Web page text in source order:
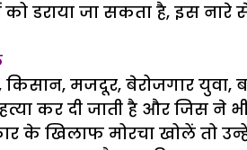
डराया जा सकता है, इस
मजदूर, बेरोजगार युवा,
हत्या कर दी जाती है और
के खिलाफ मोरचा खोलें तो उन्हें